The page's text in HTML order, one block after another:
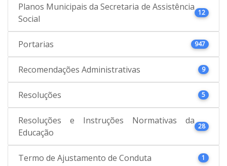
Planos Municipais da Secretaria de Assistência
Social
12
Portarias 947
Recomendações Administrativas 9
Resoluções 5
Resoluções e Instruções Normativas da
Educação
28
Termo de Ajustamento de Conduta 1